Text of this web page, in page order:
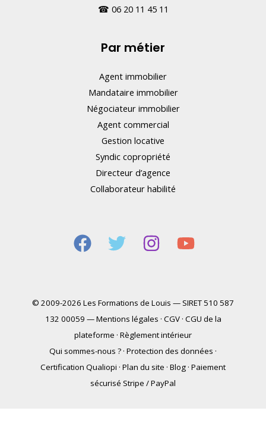
☎ 06 20 11 45 11
Par métier
Agent immobilier
Mandataire immobilier
Négociateur immobilier
Agent commercial
Gestion locative
Syndic copropriété
Directeur d’agence
Collaborateur habilité
© 2009-2026 Les Formations de Louis — SIRET 510 587
132 00059 —Mentions légales · CGV· CGU de la
plateforme · Règlement intérieur
Qui sommes-nous ? · Protection des données ·
Certification Qualiopi · Plan du site · Blog · Paiement
sécurisé Stripe / PayPal